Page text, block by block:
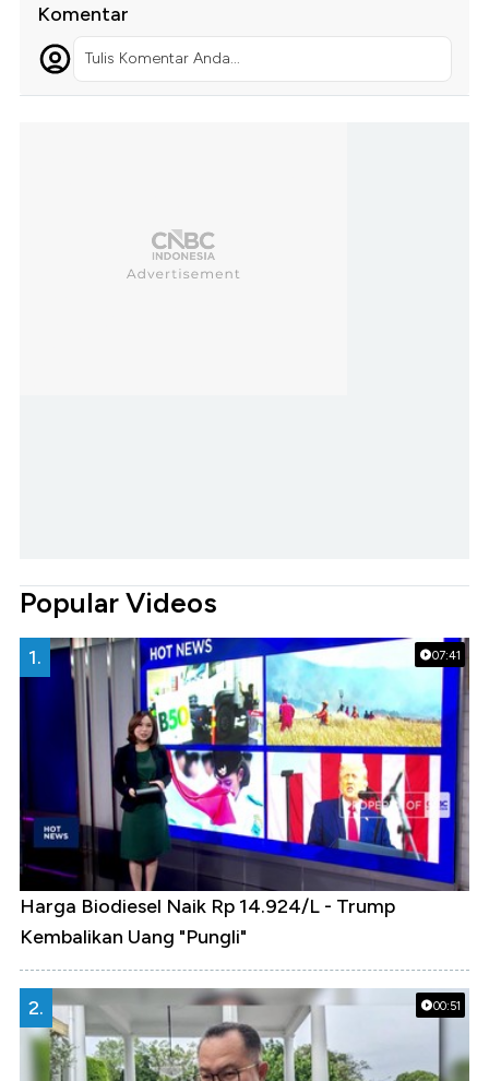
Komentar
Tulis Komentar Anda...
Popular Videos
07:41
1.
Harga Biodiesel Naik Rp 14.924/L - Trump
Kembalikan Uang "Pungli"
00:51
2.